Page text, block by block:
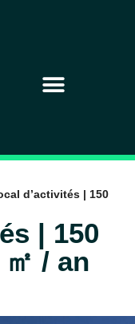
d’activités | 150
| 150
/ an